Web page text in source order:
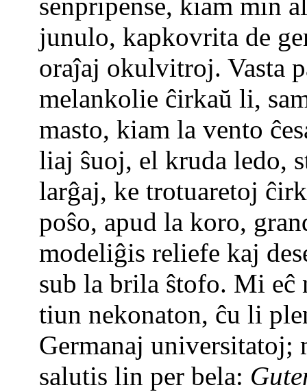
senpripense, kiam min
junulo, kapkovrita de
oraĵaj okulvitroj. Vasta
melankolie ĉirkaŭ li,
masto, kiam la vento
liaj ŝuoj, el kruda ledo,
larĝaj, ke trotuaretoj
poŝo, apud la koro,
modeliĝis reliefe kaj
sub la brila ŝtofo. Mi eĉ
tiun nekonaton, ĉu li
Germanaj universitatoj;
salutis lin per bela: